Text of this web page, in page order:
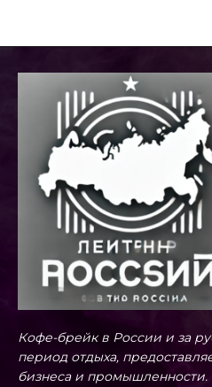
Кофе-брейк в России и за
период отдыха,
бизнеса и промышленности.